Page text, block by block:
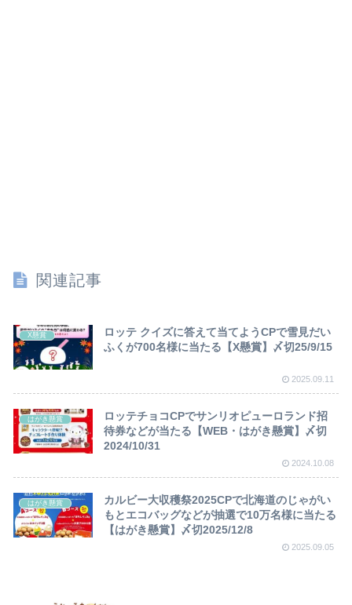
関連記事
X懸賞
ロッテ クイズに答えて当てようCPで雪見だい
ふくが700名様に当たる【X懸賞】〆切25/9/15
2025.09.11
はがき懸賞
ロッテチョコCPでサンリオピューロランド招
待券などが当たる【WEB・はがき懸賞】〆切
2024/10/31
2024.10.08
はがき懸賞
カルビー大収穫祭2025CPで北海道のじゃがい
もとエコバッグなどが抽選で10万名様に当たる
【はがき懸賞】〆切2025/12/8
2025.09.05